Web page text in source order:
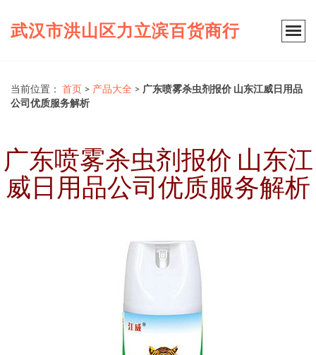
武汉市洪山区力立滨百货商行
当前位置： 首页 > 产品大全 > 广东喷雾杀虫剂报价 山东江威日用品
公司优质服务解析
广东喷雾杀虫剂报价 山东江
威日用品公司优质服务解析